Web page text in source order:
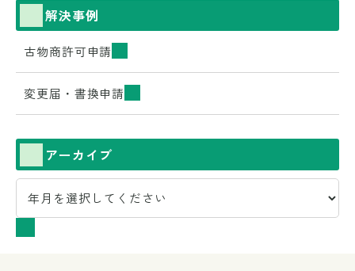
解決事例
古物商許可申請
変更届・書換申請
アーカイブ